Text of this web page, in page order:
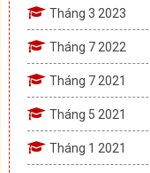
Tháng 3 2023
Tháng 7 2022
Tháng 7 2021
Tháng 5 2021
Tháng 1 2021